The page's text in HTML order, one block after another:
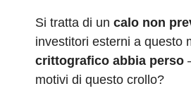
Si tratta di un calo non
investitori esterni a questo
crittografico abbia perso
motivi di questo crollo?